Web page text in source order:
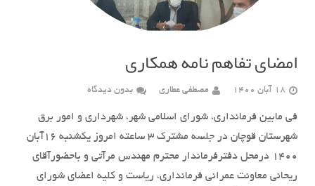
امضای تفاهم نامه همکاری
18 آبان 1400 مصطفی عطاری بدون دیدگاه
فی مابین فرمانداری، شورای اسلامی شهر، شهرداری و امور برق
شهرستان قوچان در جلسه مشترک ۳ ساعته امروز یکشنبه ۱۶آبان
۱۴۰۰ درمحل دفترفرماندار محترم مهندس مرآتی و باحضورآقای
ریحانی معاونت عمرانی فرمانداری، ریاست و کلیه اعضای شورای